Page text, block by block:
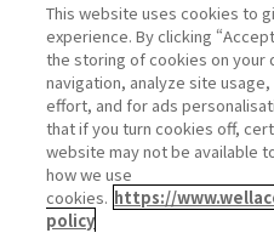
Wella
This website uses cookies to
experience. By clicking
the storing of cookies on your
navigation, analyze site
effort, and for ads
that if you turn cookies off,
website may not be available
how we use
cookies. https://
policy